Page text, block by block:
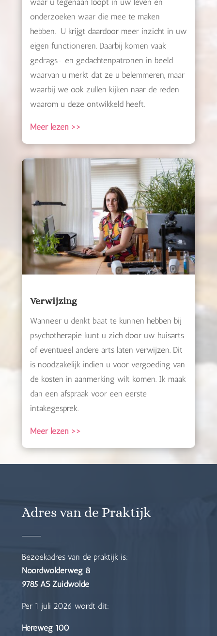
onderzoeken waar die mee te maken
hebben. U krijgt daardoor meer inzicht in uw
eigen functioneren. Daarbij komen vaak
gedrags- en gedachtenpatronen in beeld
waarvan u merkt dat ze u belemmeren, maar
waarbij we ook zullen kijken naar de reden
waarom u deze ontwikkeld heeft.
Meer lezen >>
Verwijzing
Wanneer u denkt baat te kunnen hebben bij
psychotherapie kunt u zich door uw huisarts
of eventueel andere arts laten verwijzen. Dit
is noodzakelijk indien u voor vergoeding van
de kosten in aanmerking wilt komen. Ik maak
dan een afspraak voor een eerste
intakegesprek.
Meer lezen >>
Adres van de Praktijk
Bezoekadres van de praktijk is:
Noordwolderweg 8
9785 AS Zuidwolde
Per 1 juli 2026 wordt dit:
Hereweg 100